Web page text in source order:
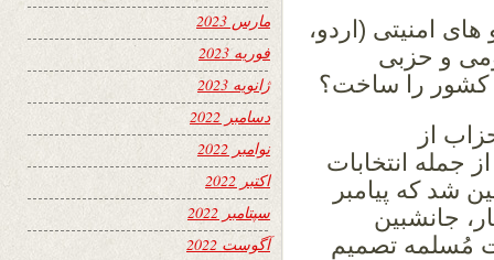
های امنیتی (اردو،
و حزبی
کشور را ساخت؟
از
جمله انتخابات
شد که پیامبر
جانشبین
مُسلمه تصمیم
مارس 2023
فوریه 2023
ژانویه 2023
دسامبر 2022
نوامبر 2022
اکتبر 2022
سپتامبر 2022
آگوست 2022